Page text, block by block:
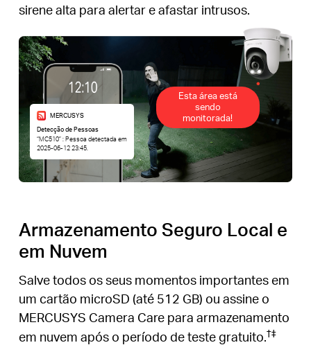
sirene alta para alertar e afastar intrusos.
Esta área está
sendo
monitorada!
MERCUSYS
Detecção de Pessoas
“MC510” : Pessoa detectada em
2025-06-12 23:45.
Armazenamento Seguro Local e
em Nuvem
Salve todos os seus momentos importantes em
um cartão microSD (até 512 GB) ou assine o
MERCUSYS Camera Care para armazenamento
em nuvem após o período de teste gratuito.†‡